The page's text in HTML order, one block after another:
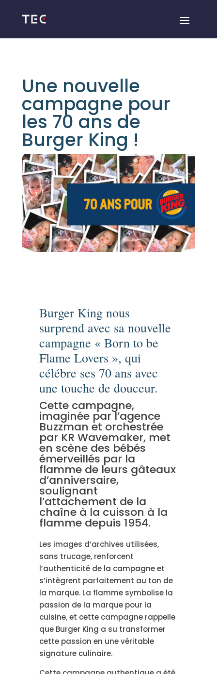
Une nouvelle
campagne pour
les 70 ans de
Burger King !
Burger King nous
surprend avec sa nouvelle
campagne « Born to be
Flame Lovers », qui
célébre ses 70 ans avec
une touche de douceur.
Cette campagne,
imaginée par l’agence
Buzzman et orchestrée
par KR Wavemaker, met
en scène des bébés
émerveillés par la
flamme de leurs gâteaux
d’anniversaire,
soulignant
l’attachement de la
chaîne à la cuisson à la
flamme depuis 1954.
Les images d’archives utilisées,
sans trucage, renforcent
l’authenticité de la campagne et
s’intègrent parfaitement au ton de
la marque. La flamme symbolise la
passion de la marque pour la
cuisine, et cette campagne rappelle
que Burger King a su transformer
cette passion en une véritable
signature culinaire.